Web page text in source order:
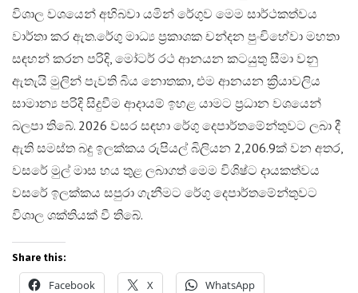
විශාල වශයෙන් අභිබවා යමින් රේගුව මෙම සාර්ථකත්වය
වාර්තා කර ඇත.​රේගු මාධ්‍ය ප්‍රකාශක චන්දන පුංචිහේවා මහතා
සඳහන් කරන පරිදි, මෝටර් රථ ආනයන කටයුතු සීමා වනු
ඇතැයි මුලින් පැවති බිය නොතකා, එම ආනයන ක්‍රියාවලිය
සාමාන්‍ය පරිදි සිදුවීම ආදායම් ඉහළ යාමට ප්‍රධාන වශයෙන්
බලපා තිබේ. 2026 වසර සඳහා රේගු දෙපාර්තමේන්තුවට ලබා දී
ඇති සමස්ත බදු ඉලක්කය රුපියල් බිලියන 2,206.9ක් වන අතර,
වසරේ මුල් මාස හය තුළ ලබාගත් මෙම විශිෂ්ට දායකත්වය
වසරේ ඉලක්කය සපුරා ගැනීමට රේගු දෙපාර්තමේන්තුවට
විශාල ශක්තියක් වී තිබේ.
Share this:
Facebook X WhatsApp